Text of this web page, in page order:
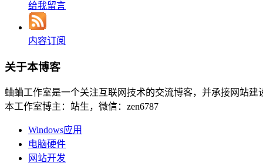
给我留言
内容订阅
关于本博客
蛐蛐工作室是一个关注互联网技术的交流博客，并承接网站建
本工作室博主：站生，微信：zen6787
Windows应用
电脑硬件
网站开发